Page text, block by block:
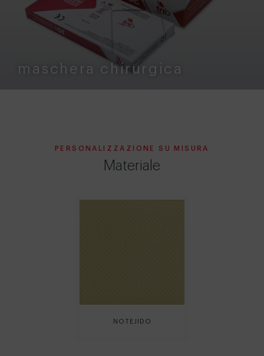
maschera chirurgica
PERSONALIZZAZIONE SU MISURA
Materiale
NOTEJIDO